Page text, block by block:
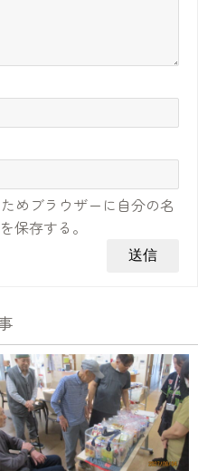
めブラウザーに自分の名
保存する。